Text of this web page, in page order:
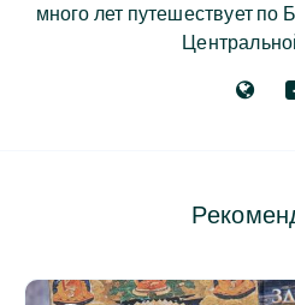
много лет путешествует по